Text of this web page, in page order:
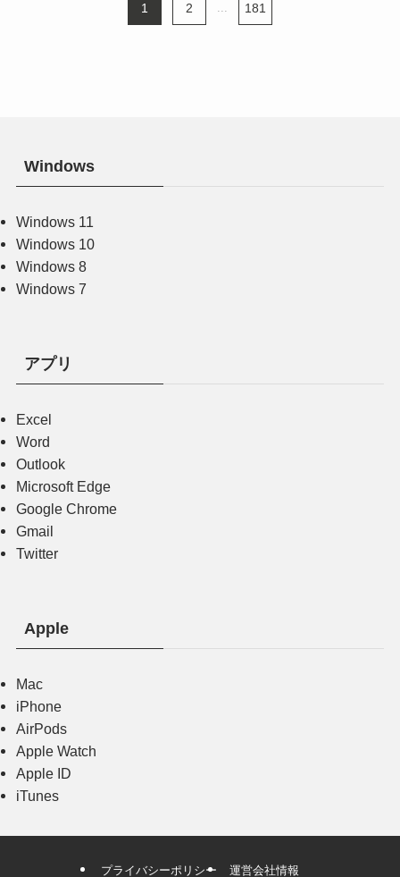
1 2 ... 181
Windows
Windows 11
Windows 10
Windows 8
Windows 7
アプリ
Excel
Word
Outlook
Microsoft Edge
Google Chrome
Gmail
Twitter
Apple
Mac
iPhone
AirPods
Apple Watch
Apple ID
iTunes
プライバシーポリシー 運営会社情報